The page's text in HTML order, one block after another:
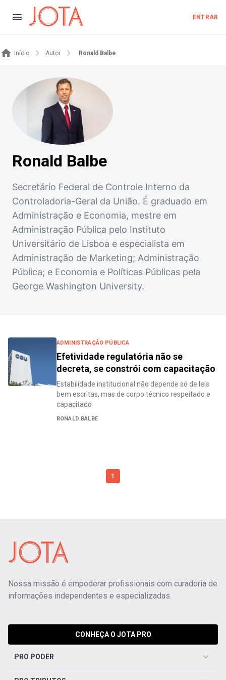
ENTRAR
Início Autor Ronald Balbe
Ronald Balbe
Secretário Federal de Controle Interno da
Controladoria-Geral da União. É graduado em
Administração e Economia, mestre em
Administração Pública pelo Instituto
Universitário de Lisboa e especialista em
Administração de Marketing; Administração
Pública; e Economia e Políticas Públicas pela
George Washington University.
ADMINISTRAÇÃO PÚBLICA
Efetividade regulatória não se
decreta, se constrói com capacitação
Estabilidade institucional não depende só de leis
bem escritas, mas de corpo técnico respeitado e
capacitado
RONALD BALBE
1
Nossa missão é empoderar profissionais com curadoria de
informações independentes e especializadas.
CONHEÇA O JOTA PRO
PRO PODER